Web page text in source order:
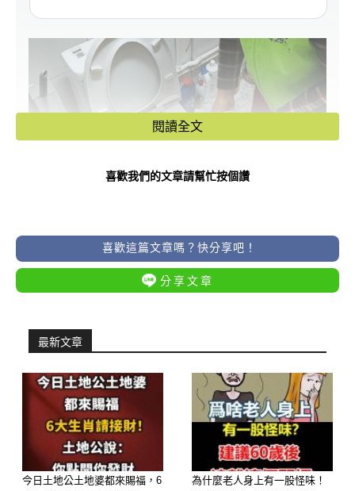
很多人都有一個習慣：
馬桶沒沖乾淨，或覺得水力不夠，就順
閱讀全文
喜歡我們的文章請幫忙按個讚
喜歡這篇文章嗎？快分享吧！
分享文章
最新文章
今日土地公土地婆都來賜福，6
為什麼老人身上有一股怪味！